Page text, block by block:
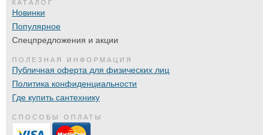
КАТАЛОГ
Новинки
Популярное
Спецпредложения и акции
ПОЛЕЗНАЯ ИНФОРМАЦИЯ
Публичная оферта для физических лиц
Политика конфиденциальности
Где купить сантехнику
СПОСОБЫ ОПЛАТЫ